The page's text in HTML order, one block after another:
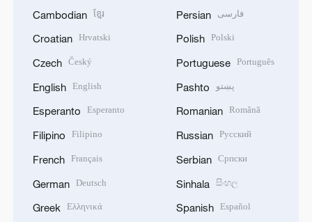
Cambodian ខ្មែរ
Croatian Hrvatski
Czech Český
English English
Esperanto Esperanto
Filipino Filipino
French Français
German Deutsch
Greek Ελληνικά
Persian فارسی
Polish Polski
Portuguese Português
Pashto پښتو
Romanian Română
Russian Русский
Serbian Српски
Sinhala සිංහල
Spanish Español